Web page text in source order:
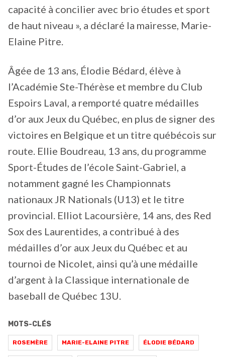
capacité à concilier avec brio études et sport
de haut niveau », a déclaré la mairesse, Marie-
Elaine Pitre.
Âgée de 13 ans, Élodie Bédard, élève à
l’Académie Ste-Thérèse et membre du Club
Espoirs Laval, a remporté quatre médailles
d’or aux Jeux du Québec, en plus de signer des
victoires en Belgique et un titre québécois sur
route. Ellie Boudreau, 13 ans, du programme
Sport-Études de l’école Saint-Gabriel, a
notamment gagné les Championnats
nationaux JR Nationals (U13) et le titre
provincial. Elliot Lacoursière, 14 ans, des Red
Sox des Laurentides, a contribué à des
médailles d’or aux Jeux du Québec et au
tournoi de Nicolet, ainsi qu’à une médaille
d’argent à la Classique internationale de
baseball de Québec 13U.
MOTS-CLÉS
ROSEMÈRE MARIE-ELAINE PITRE ÉLODIE BÉDARD